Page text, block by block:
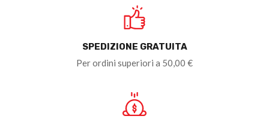
SPEDIZIONE GRATUITA
Per ordini superiori a 50,00 €